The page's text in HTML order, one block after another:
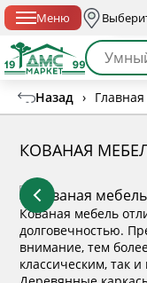
Меню
Назад › Главная
КОВАНАЯ
Кованая мебель
долговечностью.
внимание, тем
классическим, так